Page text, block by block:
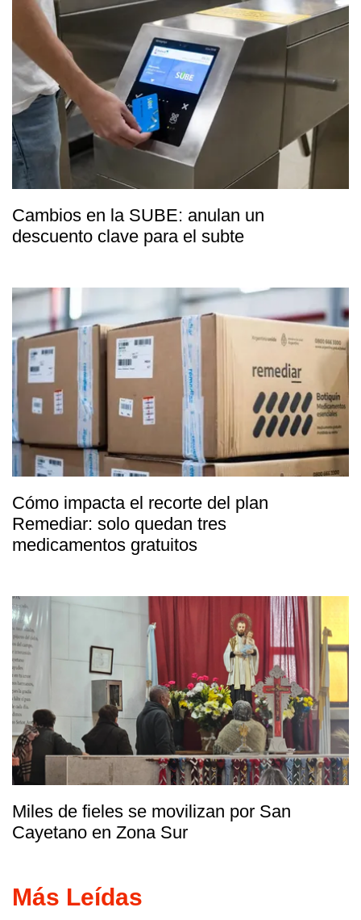
Cambios en la SUBE: anulan un
descuento clave para el subte
Cómo impacta el recorte del plan
Remediar: solo quedan tres
medicamentos gratuitos
Miles de fieles se movilizan por San
Cayetano en Zona Sur
Más Leídas